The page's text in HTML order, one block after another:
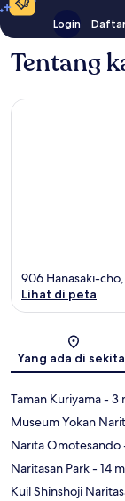
Login
Tentang
906 Hanasaki-
Lihat di peta
Yang ada di
Taman Kuriyama- 3
Museum Yokan
Narita Omotesando
Naritasan Park- 14
Kuil Shinshoji